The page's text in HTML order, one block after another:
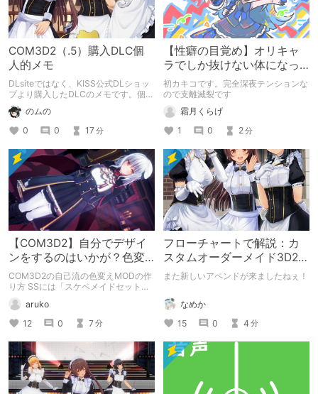
COM3D2（.5）購入DLC個
人的メモ
DLsiteではなく、KISS公式DLショッ
プより購入したDLCのメモです。個人
用ではあるけど、購入を迷っている方
の参考にもなれば。
のムの
0
0 17分
【性癖の目覚め】オリキャ
ラでしか抜けない体になっ
てしまった話
初カキコです。完全深夜テンションな
ので支離滅裂です
霜月くらげ
1
0 2分
【COM3D2】自分でデザイ
ンをするのはいかが？色変
えMODの作り方【ファッシ
ョン】
COM3D2の自己流の色変えMODの作
り方 SSには「スケベメイドセット」
ポルカ様の「アイドルっぽいセット一
式」 Abyss様の「edRidingHood -
Another Tale」をお借りしておりま
す。
aruko
12
0 7分
フローチャートで解説：カ
スタムオーダーメイド3D2
GP-02
また新しいアペンドが来ましたねぇ！
なめか
15
0 4 分